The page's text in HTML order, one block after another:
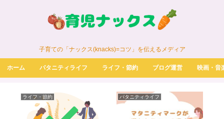
子育ての「ナックス(knacks)=コツ」を伝えるメディア
ホーム パタニティライフ ライフ・節約 ブログ運営 映画・音
ライフ・節約 パタニティライフ